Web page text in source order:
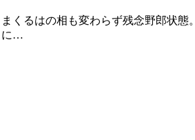
るはの相も変わらず残念野郎状態。
に…